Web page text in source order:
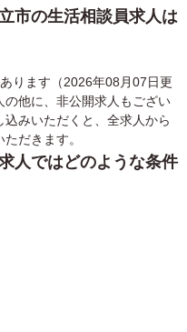
市の生活相談員求人は
ります（2026年08月07日更
他に、非公開求人もござい
込みいただくと、全求人から
だきます。
人ではどのような条件